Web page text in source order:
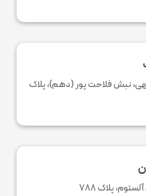
نبش فلاحت پور (دهم)، پلاک
پلاک ۷۸۸